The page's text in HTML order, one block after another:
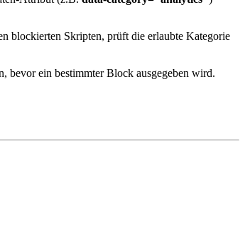
blockierten Skripten, prüft die erlaubte Kategorie
bevor ein bestimmter Block ausgegeben wird.